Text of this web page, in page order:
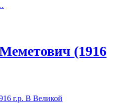
(1916
г.р. В Великой